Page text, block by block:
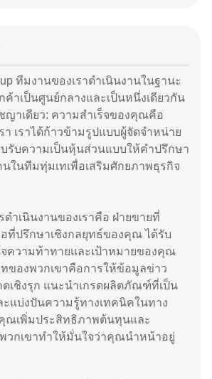
ทีมงานของเราดำเนินงานในฐานะ
ค้าเป็นศูนย์กลางและเป็นหนึ่งเดียวกัน
ญาเดียว: ความสำเร็จของคุณคือ
า เราได้ก้าวข้ามรูปแบบผู้จัดจำหน่าย
บรับความเป็นหุ้นส่วนแบบให้คำปรึกษา
ในทีมทุ่มเทเพื่อเสริมศักยภาพธุรกิจ
ำเนินงานของเราคือ ฝ่ายขายที่
ที่ปรึกษาเชิงกลยุทธ์ของคุณ ได้รับ
จความท้าทายและเป้าหมายของคุณ
ของพวกเขาคือการให้ข้อมูลข่าว
ดเชิงรุก แนะนำเกรดผลิตภัณฑ์ที่เป็น
แบ่งปันความรู้ทางเทคนิคในทาง
ณเพิ่มประสิทธิภาพต้นทุนและ
วกเขาทำให้มั่นใจว่าคุณนำหน้าอยู่